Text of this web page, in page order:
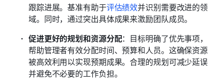
跟踪进展。基准有助于评估绩效并识别需要改进的领
域。同时，通过突出具体成果来激励团队成员。
促进更好的规划和资源分配：目标明确了优先事项，
帮助管理者有效分配时间、预算和人员。这确保资源
被高效利用以实现预期成果。合理的规划可减少延误
并避免不必要的工作负担。